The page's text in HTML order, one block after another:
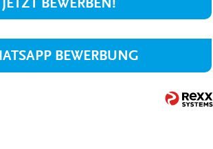
JETZT BEWERBEN!
BEWERBUNG